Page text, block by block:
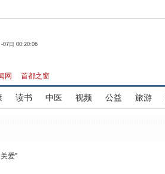
-07日 00:20:06
网 首都之窗
读书 中医 视频 公益 旅游
爱”